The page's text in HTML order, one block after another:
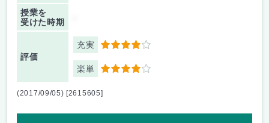
授業を
受けた時期
評価
充実 4
楽単 4
(2017/09/05) [2615605]